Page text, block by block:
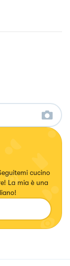
cucino
La mia è una